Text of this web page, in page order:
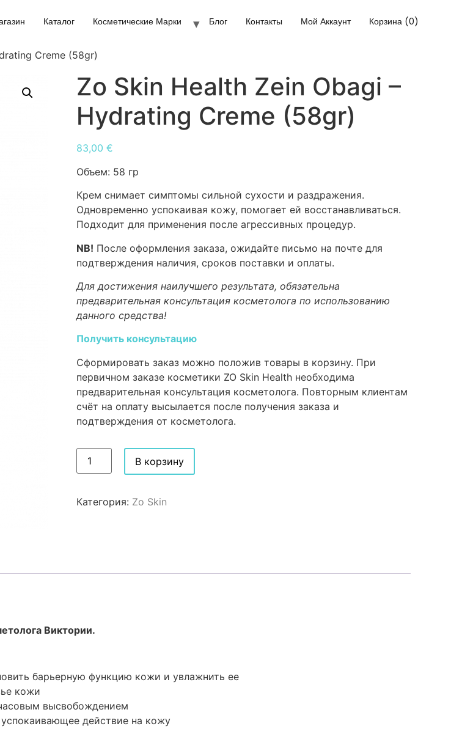
Каталог Косметические Марки Блог Контакты Мой Аккаунт Корзина (0)
Creme (58gr)
Zo Skin Health Zein Obagi –
Hydrating Creme (58gr)
83,00 €
Объем: 58 гр
Крем снимает симптомы сильной сухости и раздражения.
Одновременно успокаивая кожу, помогает ей восстанавливаться.
Подходит для применения после агрессивных процедур.
NB! После оформления заказа, ожидайте письмо на почте для
подтверждения наличия, сроков поставки и оплаты.
Для достижения наилучшего результата, обязательна
предварительная консультация косметолога по использованию
данного средства!
Получить консультацию
Сформировать заказ можно положив товары в корзину. При
первичном заказе косметики ZO Skin Health необходима
предварительная консультация косметолога. Повторным клиентам
счёт на оплату высылается после получения заказа и
подтверждения от косметолога.
В корзину
Категория: Zo Skin
Виктории.
барьерную функцию кожи и увлажнить ее
кожи
высвобождением
действие на кожу